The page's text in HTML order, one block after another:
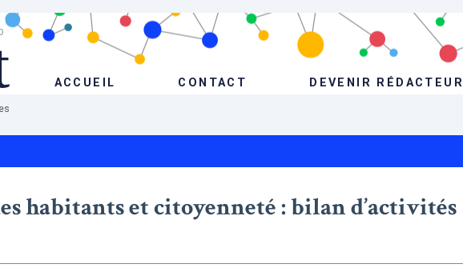
ACCUEIL CONTACT DEVENIR RÉDACTEUR
habitants et citoyenneté : bilan d’activités